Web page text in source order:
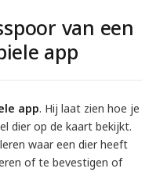
van een
app
app. Hij laat zien hoe je
dier op de kaart bekijkt.
waar een dier heeft
of te bevestigen of